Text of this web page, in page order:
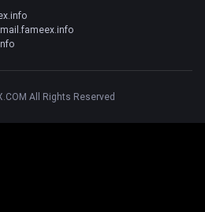
All Rights Reserved